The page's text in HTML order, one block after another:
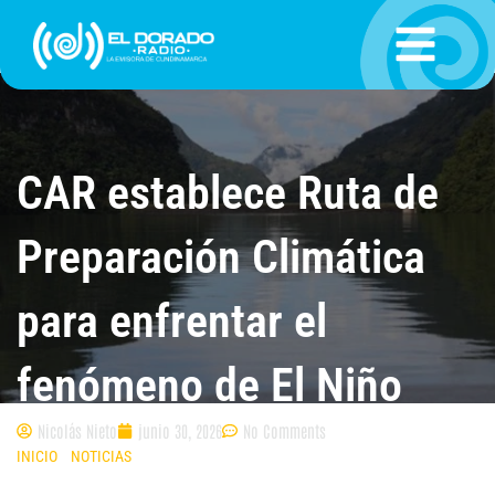
contenido
CAR establece Ruta de
Preparación Climática
para enfrentar el
fenómeno de El Niño
Nicolás Nieto junio 30, 2026 No Comments
INICIO NOTICIAS